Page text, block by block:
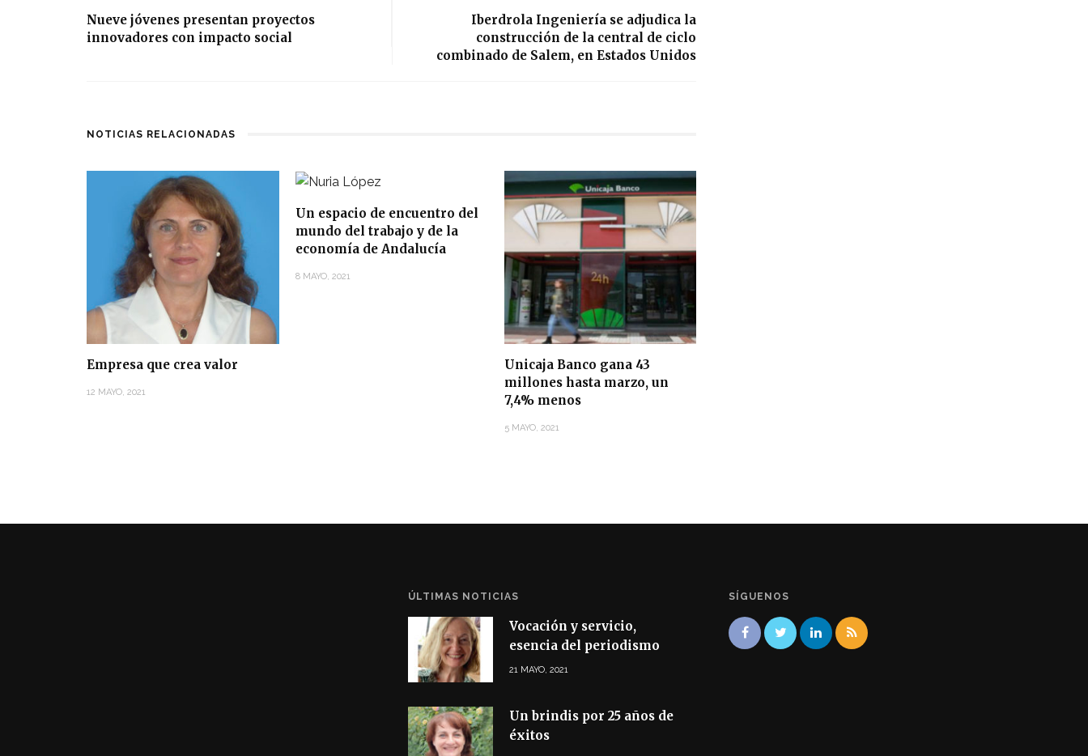
Nueve jóvenes presentan proyectos
innovadores con impacto social
Iberdrola Ingeniería se adjudica la
construcción de la central de ciclo
combinado de Salem, en Estados Unidos
NOTICIAS RELACIONADAS
Empresa que crea valor
12 MAYO, 2021
Un espacio de encuentro del
mundo del trabajo y de la
economía de Andalucía
8 MAYO, 2021
Unicaja Banco gana 43
millones hasta marzo, un
7,4% menos
5 MAYO, 2021
ÚLTIMAS NOTICIAS
Vocación y servicio,
esencia del periodismo
21 MAYO, 2021
Un brindis por 25 años de
éxitos
SÍGUENOS